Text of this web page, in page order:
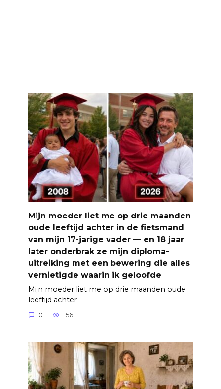
Mijn moeder liet me op drie maanden
oude leeftijd achter in de fietsmand
van mijn 17-jarige vader — en 18 jaar
later onderbrak ze mijn diploma-
uitreiking met een bewering die alles
vernietigde waarin ik geloofde
Mijn moeder liet me op drie maanden oude
leeftijd achter
0 156